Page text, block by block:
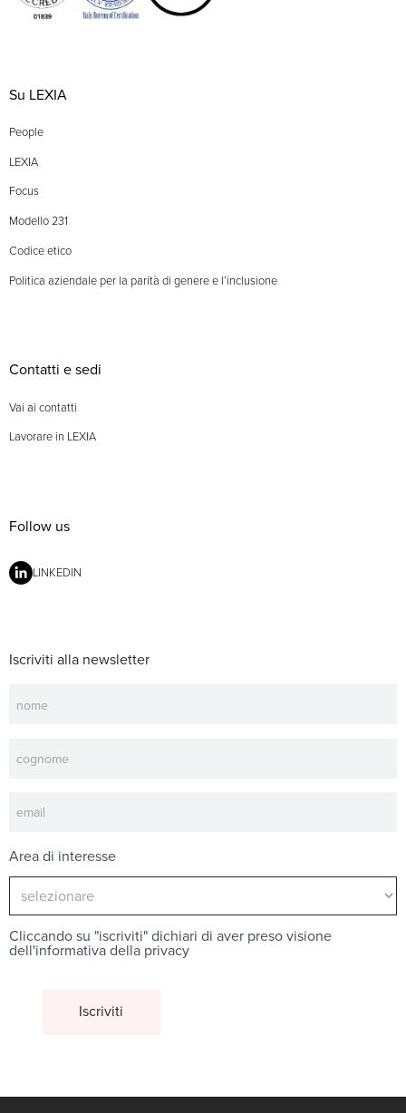
Su LEXIA
People
LEXIA
Focus
Modello 231
Codice etico
Politica aziendale per la parità di genere e l’inclusione
Contatti e sedi
Vai ai contatti
Lavorare in LEXIA
Follow us
LINKEDIN
Iscriviti alla newsletter
Area di interesse
Cliccando su "iscriviti" dichiari di aver preso visione
dell'informativa della privacy